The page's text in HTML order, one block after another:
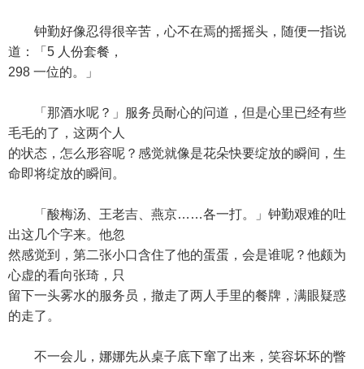
钟勤好像忍得很辛苦，心不在焉的摇摇头，随便一指说
道：「5 人份套餐，
298 一位的。」
「那酒水呢？」服务员耐心的问道，但是心里已经有些
毛毛的了，这两个人
的状态，怎么形容呢？感觉就像是花朵快要绽放的瞬间，生
命即将绽放的瞬间。
「酸梅汤、王老吉、燕京……各一打。」钟勤艰难的吐
出这几个字来。他忽
然感觉到，第二张小口含住了他的蛋蛋，会是谁呢？他颇为
心虚的看向张琦，只
留下一头雾水的服务员，撤走了两人手里的餐牌，满眼疑惑
的走了。
不一会儿，娜娜先从桌子底下窜了出来，笑容坏坏的瞥